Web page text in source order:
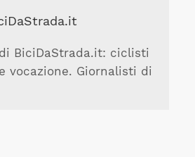
BiciDaStrada.it: ciclisti
vocazione. Giornalisti di